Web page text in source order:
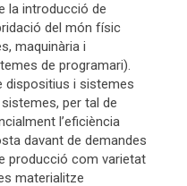
la introducció de
del món físic
maquinària i
de programari).
dispositius i sistemes
per tal de
l’eficiència
davant de demandes
producció com varietat
materialitze